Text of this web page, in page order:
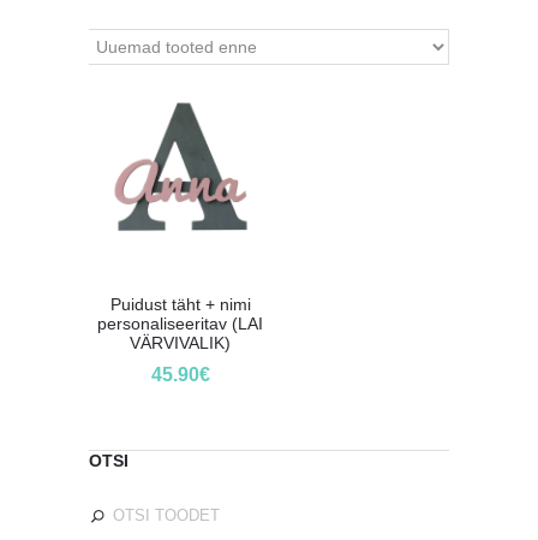
Puidust täht + nimi
personaliseeritav (LAI
VÄRVIVALIK)
45.90€
OTSI